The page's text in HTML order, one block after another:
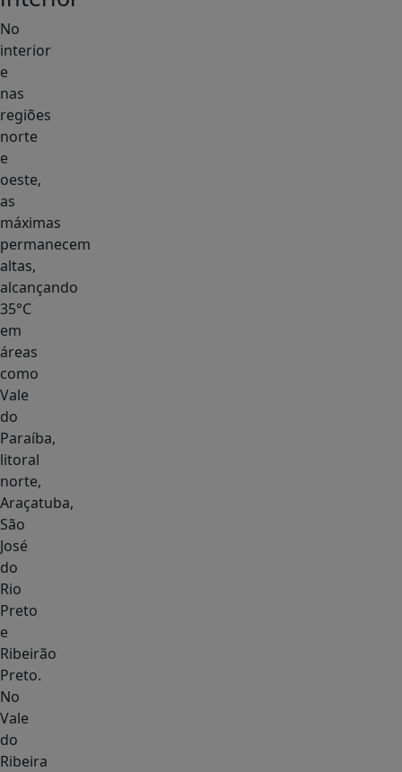
No
interior
e
nas
regiões
norte
e
oeste,
as
máximas
permanecem
altas,
alcançando
35°C
em
áreas
como
Vale
do
Paraíba,
litoral
norte,
Araçatuba,
São
José
do
Rio
Preto
e
Ribeirão
Preto.
No
Vale
do
Ribeira